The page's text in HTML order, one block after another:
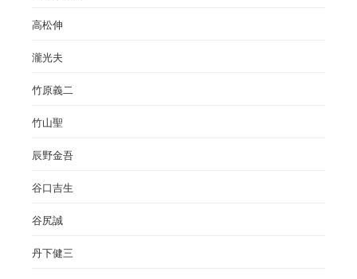
高松伸
瀧光夫
竹原義二
竹山聖
辰野金吾
谷口吉生
谷尻誠
丹下健三